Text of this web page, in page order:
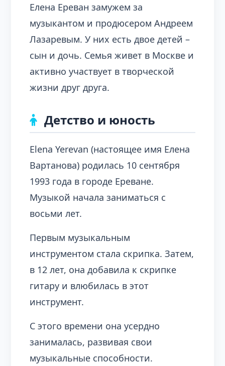
Елена Ереван замужем за
музыкантом и продюсером Андреем
Лазаревым. У них есть двое детей –
сын и дочь. Семья живет в Москве и
активно участвует в творческой
жизни друг друга.
Детство и юность
Elena Yerevan (настоящее имя Елена
Вартанова) родилась 10 сентября
1993 года в городе Ереване.
Музыкой начала заниматься с
восьми лет.
Первым музыкальным
инструментом стала скрипка. Затем,
в 12 лет, она добавила к скрипке
гитару и влюбилась в этот
инструмент.
С этого времени она усердно
занималась, развивая свои
музыкальные способности.